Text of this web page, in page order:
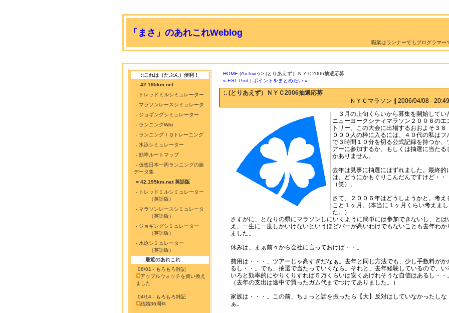
「まさ」のあれこれWeblog
職業はランナーでもプログラマ
::これは（たぶん）便利！
= 42.195km.net
- トレッドミルシミュレーター
- マラソンレースシミュレータ
- ジョギングシミュレーター
- ランニングWiki
- ランニングＩＱトレーニング
- 水泳シミュレーター
- 効率ルートマップ
- 仮想日本一周ランニングの旅
データ集
= 42.195km.net 英語版
- トレッドミルシミュレーター
（英語版）
- マラソンレースシミュレータ
（英語版）
- ジョギングシミュレーター
（英語版）
- 水泳シミュレーター
（英語版）
:: 最近のあれこれ
06/01 - もろもろ雑記
アップルウォッチを買い換え
ました
04/14 - もろもろ雑記
結婚36周年
HOME (Archive) > (とりあえず）ＮＹＣ2006抽選応募
« ESL Pod | ポイントをまとめたい »
:. (とりあえず）ＮＹＣ2006抽選応募
ＮＹＣマラソン || 2006/04/08 -
３月の上旬くらいから募集を開始してい
ニューヨークシティマラソン２００６のエ
トリー。この大会に出場するおおよそ３８
０００人の枠に入るには、４０代の私はフ
で３時間１０分を切る公式記録を持つか、
アーに参加するか、もしくは抽選に当たる
かありません。
去年は見事に抽選にはずれました。最終的
は、どうにかもぐりこんだんですけど・・
（笑）。
さて、２００６年はどうしようかと。考え
こと１ヶ月。(本当に１ヶ月くらい考えまし
た。）
さすがに、となりの県にマラソンしにいくように簡単には参加できないし、とは
え、一生に一度しかいけないというほどバーが高いわけでもないことも去年わか
ました。
休みは、まぁ前々から会社に言っておけば・・。
費用は・・・、ツアーじゃ高すぎだなぁ。去年と同じ方法でも、少し手数料がか
るし・・。でも、抽選で当たっていくなら。それと、去年経験しているので、い
いろと効率的にやりくりすれば５万くらいは安くあげれそうな自信はあるし・・
（去年の支出は途中で買ったガム代までつけてありました。）
家族は・・・。この前、ちょっと話を振ったら【大】反対はしていなかったしな
ぁ。